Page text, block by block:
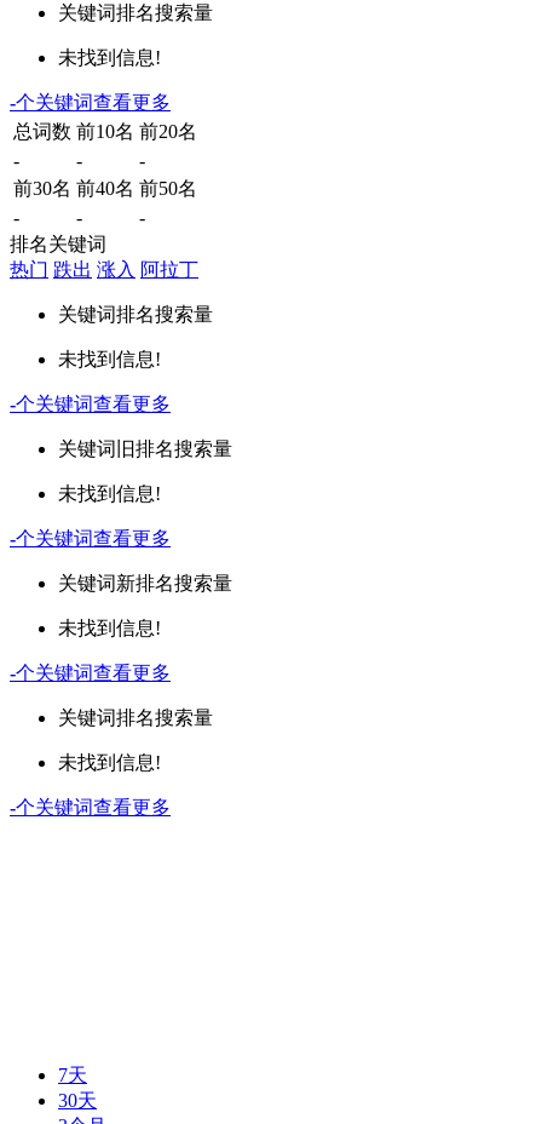
关键词排名搜索量
未找到信息!
-个关键词查看更多
总词数 前10名 前20名
-
-
-
前30名 前40名 前50名
-
-
-
排名关键词
热门 跌出 涨入 阿拉丁
关键词排名搜索量
未找到信息!
-个关键词查看更多
关键词 旧排名搜索量
未找到信息!
-个关键词查看更多
关键词新排名搜索量
未找到信息!
-个关键词查看更多
关键词排名搜索量
未找到信息!
-个关键词查看更多
7天
30天